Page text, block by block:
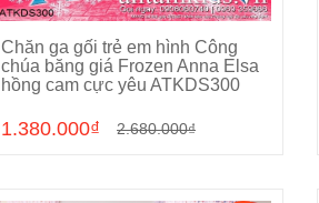
Chọn sản phẩm
Chăn ga gối trẻ em hình Công
chúa băng giá Frozen Anna Elsa
hồng cam cực yêu ATKDS300
1.380.000₫ 2.680.000₫